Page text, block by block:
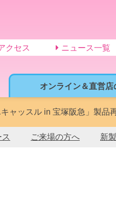
オンライン＆直営店
クセス ニュース一覧
キャッスル in 宝塚阪急」製品
ご来場の方へ 新